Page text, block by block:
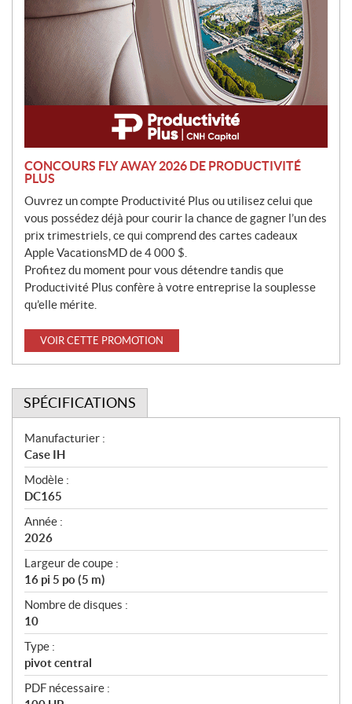
CONCOURS FLY AWAY 2026 DE PRODUCTIVITÉ
PLUS
Ouvrez un compte Productivité Plus ou utilisez celui que
vous possédez déjà pour courir la chance de gagner l’un des
prix trimestriels, ce qui comprend des cartes cadeaux
Apple VacationsMD de 4 000 $.
Profitez du moment pour vous détendre tandis que
Productivité Plus confère à votre entreprise la souplesse
qu’elle mérite.
VOIR CETTE PROMOTION
SPÉCIFICATIONS
S
p
é
c
i
f
i
c
a
t
i
Manufacturier :
Case IH
Modèle :
DC165
Année :
2026
Largeur de coupe :
16 pi 5 po (5 m)
Nombre de disques :
10
Type :
pivot central
PDF nécessaire :